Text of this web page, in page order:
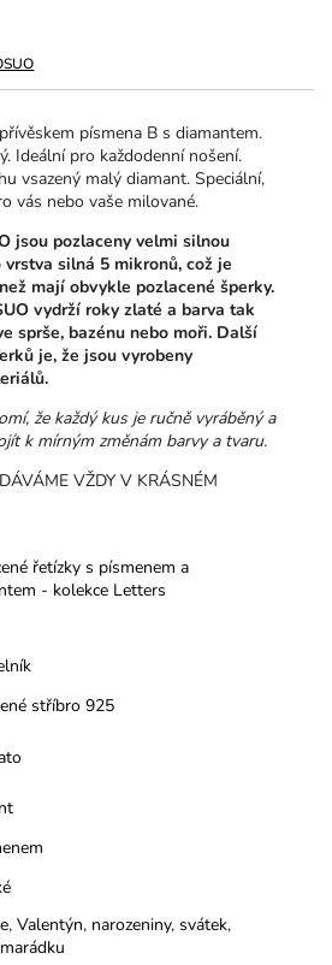
písmena B s diamantem.
Ideální pro každodenní nošení.
vsazený malý diamant. Speciální,
vás nebo vaše milované.
jsou pozlaceny velmi silnou
silná 5 mikronů, což je
mají obvykle pozlacené šperky.
vydrží roky zlaté a barva tak
sprše, bazénu nebo moři. Další
je, že jsou vyrobeny
že každý kus je ručně vyráběný a
k mírným změnám barvy a tvaru.
VŽDY V KRÁSNÉM
řetízky s písmenem a
- kolekce Letters
stříbro 925
, Valentýn, narozeniny, svátek,